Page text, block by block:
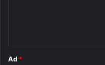
Ad *